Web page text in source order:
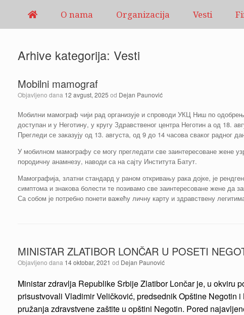
O nama Organizacija Vesti
Arhive kategorija: Vesti
Mobilni mamograf
Objavljeno dana 12 avgust, 2025 od Dejan Paunović
Мобилни мамограф чији рад организује и спроводи УКЦ Ниш по
доступан и у Неготину, у кругу Здравственог центра Неготин а од 18.
Прегледи се заказују од 13. августа, од 9 до 14 часова сваког радног
У мобилном мамографу се могу прегледати све заинтересоване жене
породичну анамнезу, наводи са на сајту Института Батут.
Мамографија, златни стандард у раном откривању рака дојке, је
симптома и знакова болести те позивамо све заинтересоване жене да
Са собом је потребно понети важећу личну карту и здравствену
MINISTAR ZLATIBOR LONČAR U POSETI
Objavljeno dana 14 oktobar, 2021 od Dejan Paunović
Ministar zdravlja Republike Srbije Zlatibor Lončar je, u okviru
prisustvovali Vladimir Veličković, predsednik Opštine Negotin
pružanja zdravstvene zaštite u opštini Negotin. Pored